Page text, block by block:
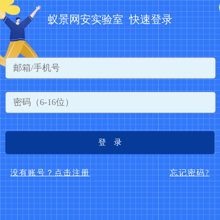
蚁景网安实验室 快速登录
登 录
没有账号？点击注册 忘记密码?